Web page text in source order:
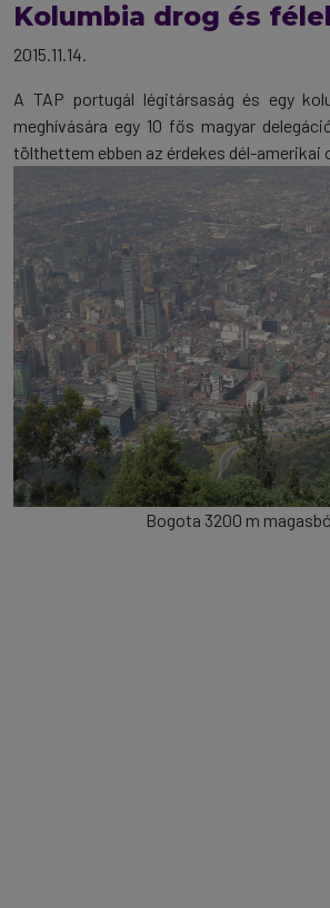
Kolumbia drog és
2015.11.14.
A TAP portugál légitársaság és egy
meghívására egy 10 fős magyar
tölthettem ebben az érdekes dél-amerikai
Bogota 3200 m